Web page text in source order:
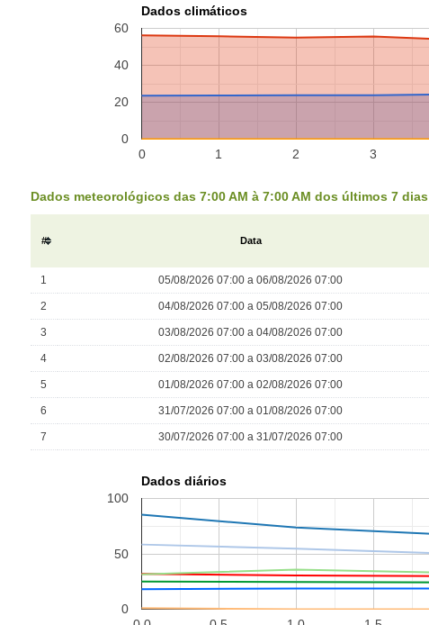
Dados climáticos
0 1 2 3
0
20
40
60
Dados meteorológicos das 7:00 AM à 7:00 AM dos últimos 7 dias
# Data
1 05/08/2026 07:00 a 06/08/2026 07:00
2 04/08/2026 07:00 a 05/08/2026 07:00
3 03/08/2026 07:00 a 04/08/2026 07:00
4 02/08/2026 07:00 a 03/08/2026 07:00
5 01/08/2026 07:00 a 02/08/2026 07:00
6 31/07/2026 07:00 a 01/08/2026 07:00
7 30/07/2026 07:00 a 31/07/2026 07:00
Dados diários
0
50
100